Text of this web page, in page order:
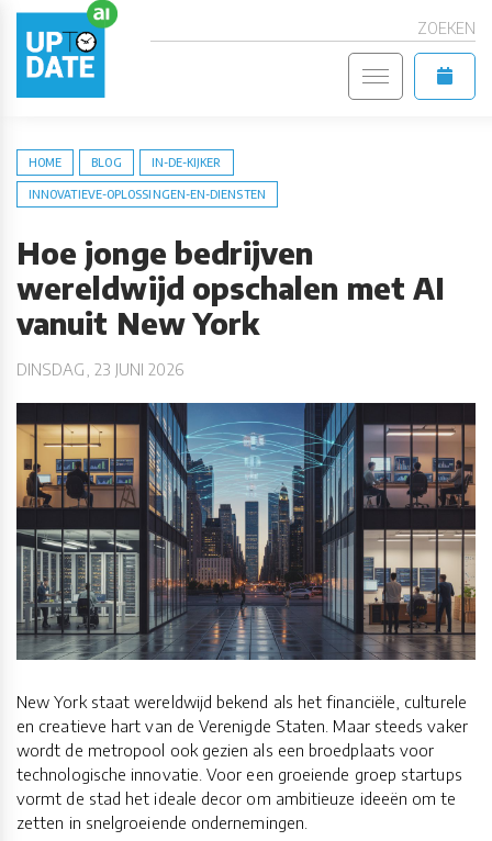
ZOEKEN
HOME BLOG IN-DE-KIJKER
INNOVATIEVE-OPLOSSINGEN-EN-DIENSTEN
Hoe jonge bedrijven
wereldwijd opschalen met AI
vanuit New York
DINSDAG, 23 JUNI 2026
New York staat wereldwijd bekend als het financiële, culturele
en creatieve hart van de Verenigde Staten. Maar steeds vaker
wordt de metropool ook gezien als een broedplaats voor
technologische innovatie. Voor een groeiende groep startups
vormt de stad het ideale decor om ambitieuze ideeën om te
zetten in snelgroeiende ondernemingen.